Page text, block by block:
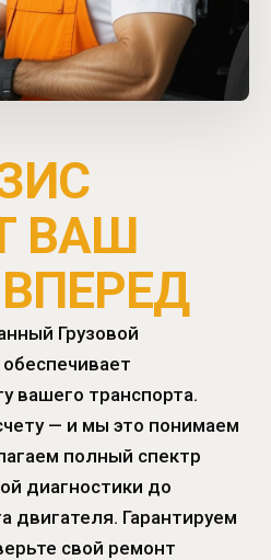
ВАШ
Грузовой
вашего транспорта.
— и мы это понимаем
полный спектр
диагностики до
двигателя. Гарантируем
свой ремонт